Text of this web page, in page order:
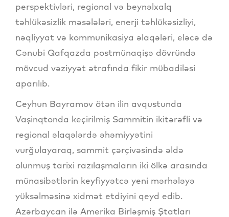
perspektivləri, regional və beynəlxalq
təhlükəsizlik məsələləri, enerji təhlükəsizliyi,
nəqliyyat və kommunikasiya əlaqələri, eləcə də
Cənubi Qafqazda postmünaqişə dövründə
mövcud vəziyyət ətrafında fikir mübadiləsi
aparılıb.
Ceyhun Bayramov ötən ilin avqustunda
Vaşinqtonda keçirilmiş Sammitin ikitərəfli və
regional əlaqələrdə əhəmiyyətini
vurğulayaraq, sammit çərçivəsində əldə
olunmuş tarixi razılaşmaların iki ölkə arasında
münasibətlərin keyfiyyətcə yeni mərhələyə
yüksəlməsinə xidmət etdiyini qeyd edib.
Azərbaycan ilə Amerika Birləşmiş Ştatları